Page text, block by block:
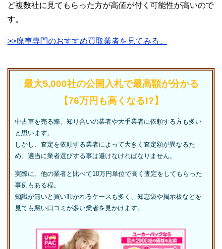
ど複数社に見てもらった方が高値が付く可能性が高いので
す。
>>廃車専門のおすすめ買取業者を見てみる。
最大5,000社の公開入札で最高額が分かる
【76万円も高くなる!?】
中古車を売る際、知り合いの業者や大手業者に依頼する方も多い
と思います。
しかし、査定を依頼する業者によって大きく査定額が異なるた
め、適当に業者選びする事は避けなければなりません。
実際に、他の業者と比べて10万円単位で高く査定をしてもらった
事例もある程。
知識が無いと買い叩かれるケースも多く、知恵袋や掲示板などを
見ても悪い口コミが多い業者を見かけます。